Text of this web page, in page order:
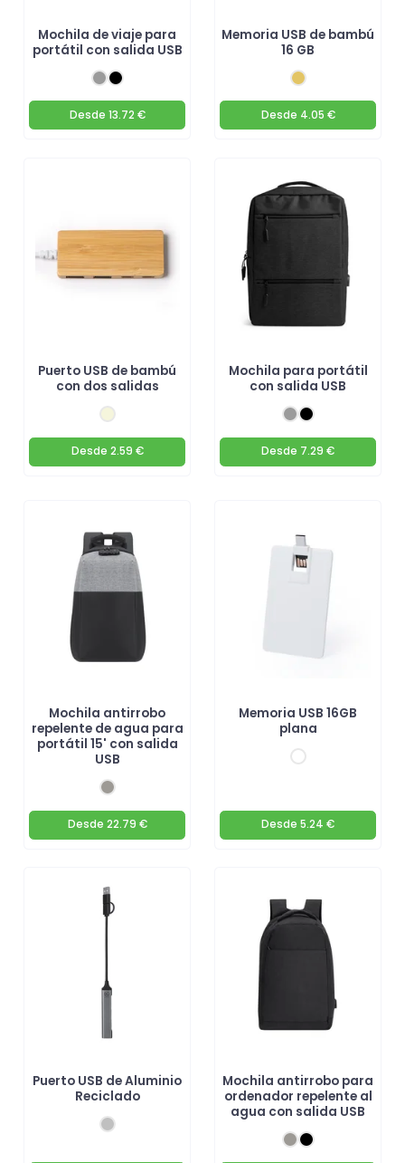
Mochila de viaje para
portátil con salida USB
Desde 13.72 €
Memoria USB de bambú
16 GB
Desde 4.05 €
Puerto USB de bambú
con dos salidas
Desde 2.59 €
Mochila para portátil
con salida USB
Desde 7.29 €
Mochila antirrobo
repelente de agua para
portátil 15' con salida
USB
Desde 22.79 €
Memoria USB 16GB
plana
Desde 5.24 €
Puerto USB de Aluminio
Reciclado
Mochila antirrobo para
ordenador repelente al
agua con salida USB